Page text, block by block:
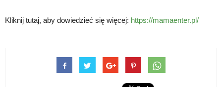
Kliknij tutaj, aby dowiedzieć się więcej: https://mamaenter.pl/